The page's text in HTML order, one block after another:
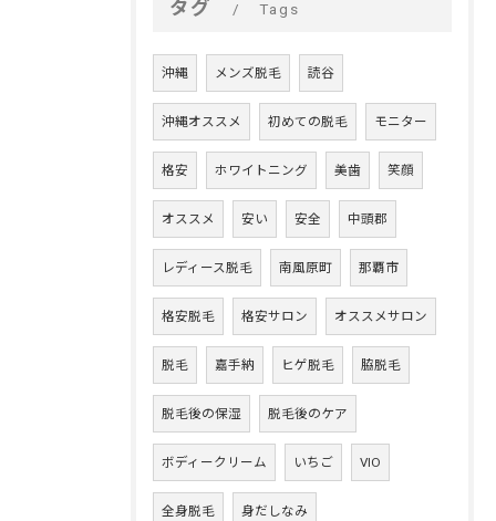
タグ Tags
沖縄 メンズ脱毛 読谷
沖縄オススメ 初めての脱毛 モニター
格安 ホワイトニング 美歯 笑顔
オススメ 安い 安全 中頭郡
レディース脱毛 南風原町 那覇市
格安脱毛 格安サロン オススメサロン
脱毛 嘉手納 ヒゲ脱毛 脇脱毛
脱毛後の保湿 脱毛後のケア
ボディークリーム いちご VIO
全身脱毛 身だしなみ